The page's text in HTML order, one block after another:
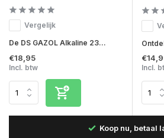
Vergelijk
De DS GAZOL Alkaline 23...
€18,95
Incl. btw Incl.
Snelle levering in